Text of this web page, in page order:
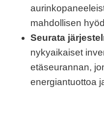
mahdollisen
Seurata
nykyaikaiset
etäseurannan,
energiantuottoa